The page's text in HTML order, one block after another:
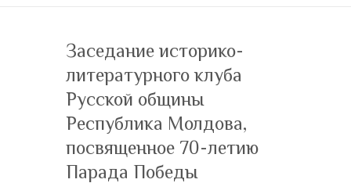
Заседание историко-
литературного клуба
Русской общины
Республика Молдова,
посвященное 70-летию
Парада Победы